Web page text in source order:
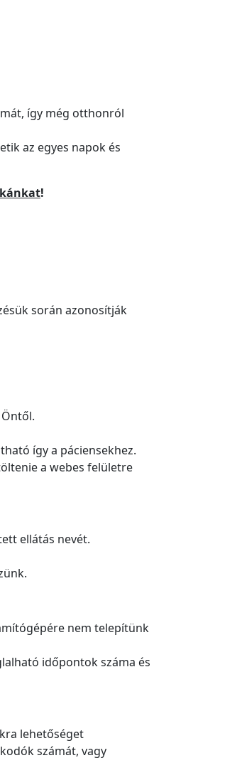
így még otthonról
az egyes napok és
!
során azonosítják
így a páciensekhez.
a webes felületre
ellátás nevét.
nem telepítünk
időpontok száma és
lehetőséget
számát, vagy